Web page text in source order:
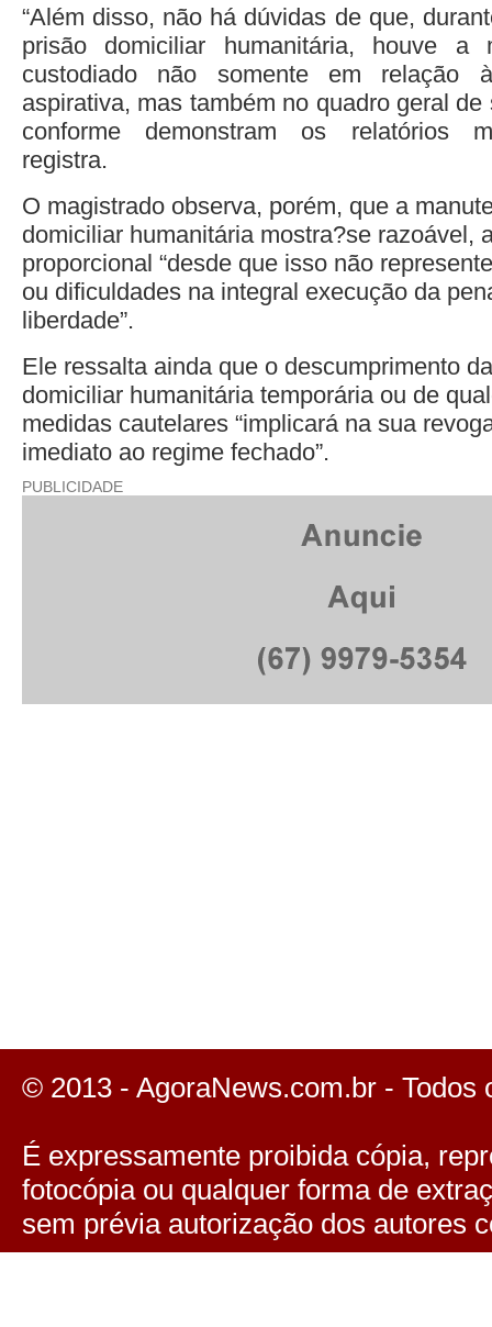
“Além disso, não há dúvidas de que,
prisão domiciliar humanitária, houve a
custodiado não somente em relação à
aspirativa, mas também no quadro geral
conforme demonstram os relatórios
registra.
O magistrado observa, porém, que a
domiciliar humanitária mostra?se razoável,
proporcional “desde que isso não
ou dificuldades na integral execução da
liberdade”.
Ele ressalta ainda que o descumprimento
domiciliar humanitária temporária ou de
medidas cautelares “implicará na sua
imediato ao regime fechado”.
PUBLICIDADE
© 2013 - AgoraNews.com.br - Todos
É expressamente proibida cópia,
fotocópia ou qualquer forma de
sem prévia autorização dos autores